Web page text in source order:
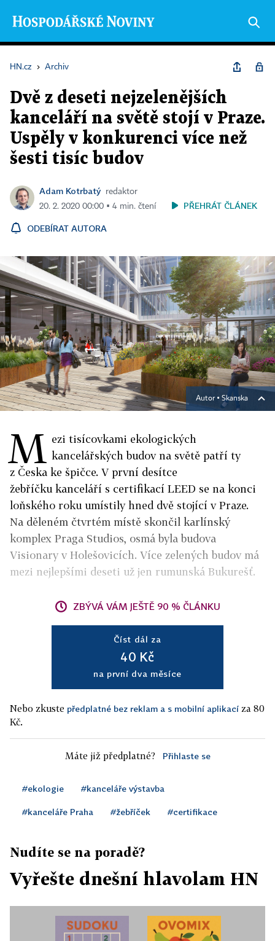
HN.cz › Archiv
Dvě z deseti nejzelenějších
kanceláří na světě stojí v Praze.
Uspěly v konkurenci více než
šesti tisíc budov
Adam Kotrbatý
redaktor
20. 2. 2020 00:00 ▪ 4 min. čtení
PŘEHRÁT ČLÁNEK
ODEBÍRAT AUTORA
Autor ▪ Skanska
M ezi tisícovkami ekologických
kancelářských budov na světě patří ty
z Česka ke špičce. V první desítce
žebříčku kanceláří s certifikací LEED se na konci
loňského roku umístily hned dvě stojící v Praze.
Na děleném čtvrtém místě skončil karlínský
komplex Praga Studios, osmá byla budova
Visionary v Holešovicích. Více zelených budov má
mezi nejlepšími deseti už jen rumunská Bukurešť.
ZBÝVÁ VÁM JEŠTĚ 90 % ČLÁNKU
Číst dál za
40 Kč
na první dva měsíce
Nebo zkuste předplatné bez reklam a s mobilní aplikací za 80
Kč.
Máte již předplatné? Přihlaste se
#ekologie #kanceláře výstavba
#kanceláře Praha #žebříček #certifikace
Nudíte se na poradě?
Vyřešte dnešní hlavolam HN